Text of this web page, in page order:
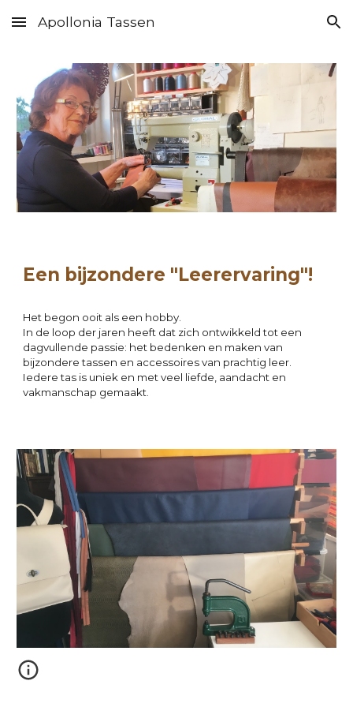
Skip to main content Skip to navigation
Apollonia Tassen
Een bijzondere "Leerervaring"!
Het begon ooit als een hobby.
In de loop der jaren heeft dat zich ontwikkeld tot een
dagvullende passie: het bedenken en maken van
bijzondere tassen en accessoires van prachtig leer.
Iedere tas is uniek en met veel liefde, aandacht en
vakmanschap gemaakt.